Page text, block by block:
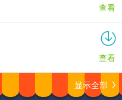
查看
查看
显示全部